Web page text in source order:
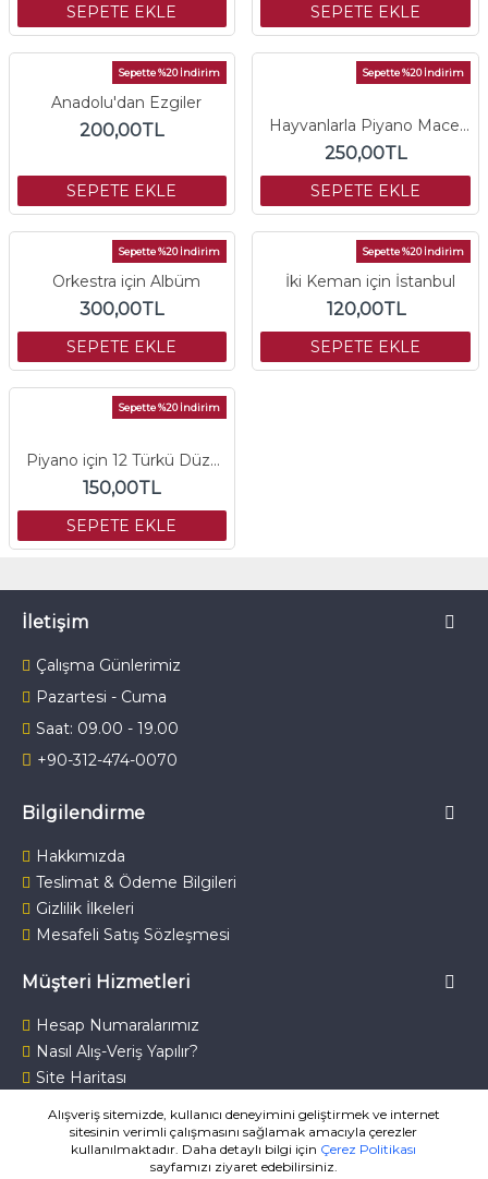
SEPETE EKLE SEPETE EKLE
Sepette %20 İndirim
Anadolu'dan Ezgiler
200,00TL
SEPETE EKLE
Sepette %20 İndirim
Hayvanlarla Piyano Maceraları
250,00TL
SEPETE EKLE
Sepette %20 İndirim
Orkestra için Albüm
300,00TL
SEPETE EKLE
Sepette %20 İndirim
İki Keman için İstanbul
120,00TL
SEPETE EKLE
Sepette %20 İndirim
Piyano için 12 Türkü Düzenlemesi
150,00TL
SEPETE EKLE
İletişim
Çalışma Günlerimiz
Pazartesi - Cuma
Saat: 09.00 - 19.00
+90-312-474-0070
Bilgilendirme
Hakkımızda
Teslimat & Ödeme Bilgileri
Gizlilik İlkeleri
Mesafeli Satış Sözleşmesi
Müşteri Hizmetleri
Hesap Numaralarımız
Nasıl Alış-Veriş Yapılır?
Site Haritası
Alışveriş sitemizde, kullanıcı deneyimini geliştirmek ve internet
sitesinin verimli çalışmasını sağlamak amacıyla çerezler
kullanılmaktadır. Daha detaylı bilgi için Çerez Politikası
sayfamızı ziyaret edebilirsiniz.